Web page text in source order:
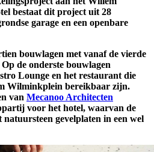
bestaat dit project uit 28
garage en een openbare
bouwlagen met vanaf de vierde
de onderste bouwlagen
Lounge en het restaurant die
Wilminkplein bereikbaar zijn.
van Mecanoo Architecten
voor het hotel, waarvan de
gevelplaten in een wel